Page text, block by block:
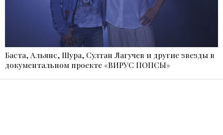
Баста, Альянс, Шура, Султан Лагучев и другие звезды в
документальном проекте «ВИРУС ПОПСЫ»